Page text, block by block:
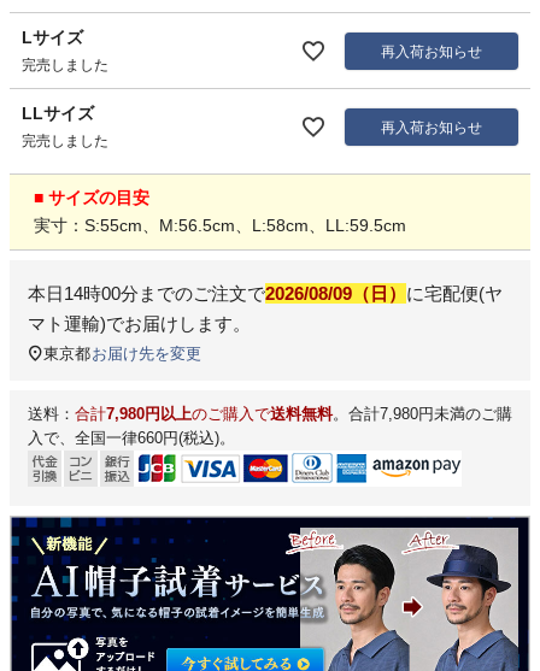
Lサイズ
完売しました
再入荷お知らせ
LLサイズ
完売しました
再入荷お知らせ
■ サイズの目安
実寸：S:55cm、M:56.5cm、L:58cm、LL:59.5cm
本日14時00分 までのご注文で2026/08/09（日） に宅配便(ヤ
マト運輸)でお届けします。
東京都お届け先を変更
送料： 合計7,980円以上のご購入で送料無料。合計7,980円未満のご購
入で、全国一律660円(税込)。